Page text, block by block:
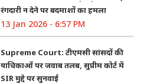
रंगदारी न देने पर बदमाशों का हमला
13 Jan 2026 - 6:57 PM
Supreme Court: टीएमसी सांसदों की
याचिकाओं पर जवाब तलब, सुप्रीम कोर्ट में
SIR मुद्दे पर सुनवाई